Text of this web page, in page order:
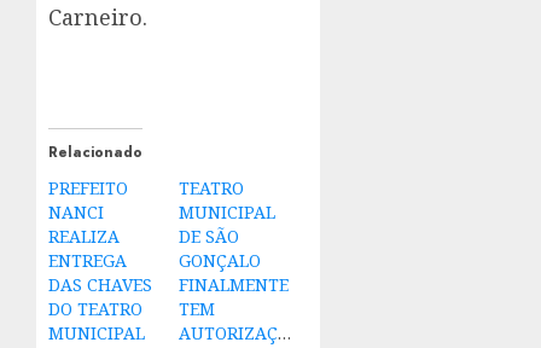
Carneiro.
Relacionado
PREFEITO
NANCI
REALIZA
ENTREGA
DAS CHAVES
DO TEATRO
MUNICIPAL
TEATRO
MUNICIPAL
DE SÃO
GONÇALO
FINALMENTE
TEM
AUTORIZAÇÃO